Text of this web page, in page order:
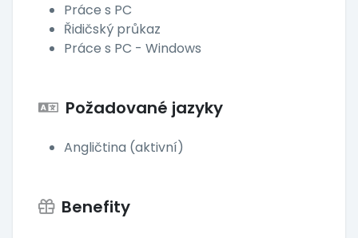
Práce s PC
Řidičský průkaz
Práce s PC - Windows
Požadované jazyky
Angličtina (aktivní)
Benefity